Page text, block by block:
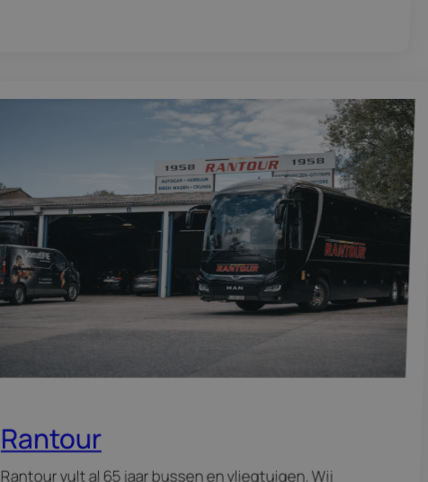
Rantour
Rantour vult al 65 jaar bussen en vliegtuigen. Wij